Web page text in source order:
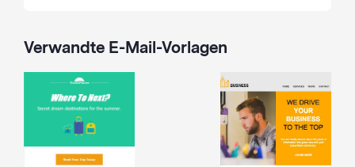
Verwandte E-Mail-Vorlagen